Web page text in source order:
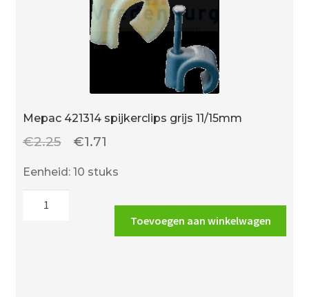
Mepac 421314 spijkerclips grijs 11/15mm
€2.25
Oorspronkelijke
€1.71
€1.71.
Eenheid: 10 stuks
Toevoegen aan winkelwagen